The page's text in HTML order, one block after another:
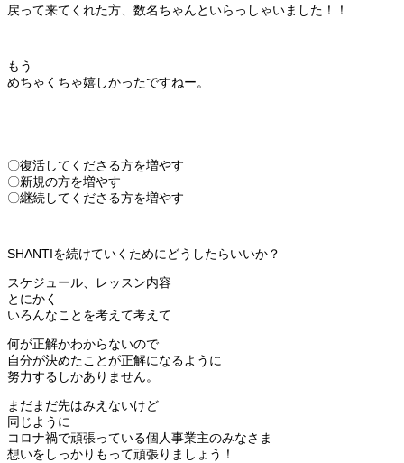
戻って来てくれた方、数名ちゃんといらっしゃいました！！
もう
めちゃくちゃ嬉しかったですねー。
〇復活してくださる方を増やす
〇新規の方を増やす
〇継続してくださる方を増やす
SHANTIを続けていくためにどうしたらいいか？
スケジュール、レッスン内容
とにかく
いろんなことを考えて考えて
何が正解かわからないので
自分が決めたことが正解になるように
努力するしかありません。
まだまだ先はみえないけど
同じように
コロナ禍で頑張っている個人事業主のみなさま
想いをしっかりもって頑張りましょう！